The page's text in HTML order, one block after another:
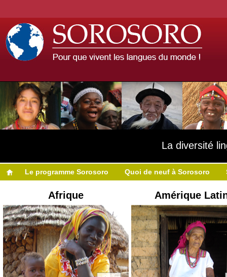
La diversité
Le programme Sorosoro Quoi de neuf à Sorosoro
Afrique Amérique